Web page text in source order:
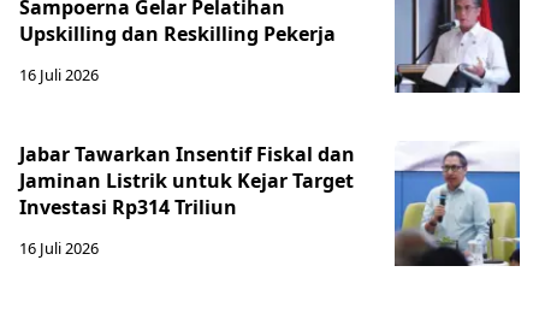
Sampoerna Gelar Pelatihan
Upskilling dan Reskilling Pekerja
16 Juli 2026
Jabar Tawarkan Insentif Fiskal dan
Jaminan Listrik untuk Kejar Target
Investasi Rp314 Triliun
16 Juli 2026